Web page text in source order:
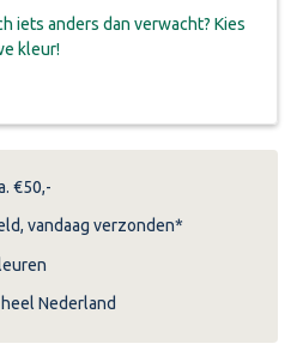
iets anders dan verwacht? Kies
kleur!
€50,-
vandaag verzonden*
Nederland